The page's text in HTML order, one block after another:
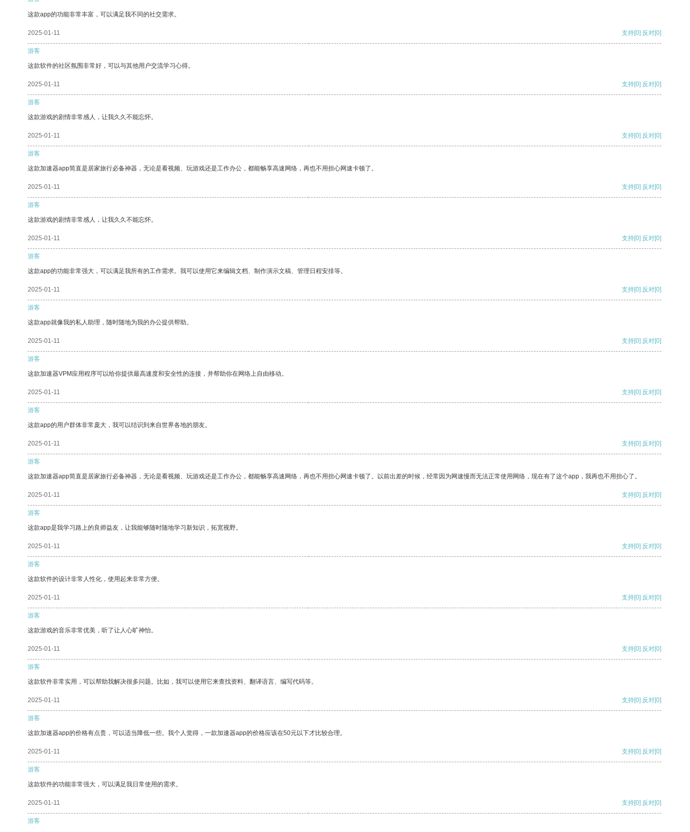
这款app的功能非常丰富，可以满足我不同的社交需求。
2025-01-11 支持[0] 反对[0]
游客
这款软件的社区氛围非常好，可以与其他用户交流学习心得。
2025-01-11 支持[0] 反对[0]
游客
这款游戏的剧情非常感人，让我久久不能忘怀。
2025-01-11 支持[0] 反对[0]
游客
这款加速器app简直是居家旅行必备神器，无论是看视频、玩游戏还是工作办公，都能畅享高速网络，再也不用担心网速卡顿了。
2025-01-11 支持[0] 反对[0]
游客
这款游戏的剧情非常感人，让我久久不能忘怀。
2025-01-11 支持[0] 反对[0]
游客
这款app的功能非常强大，可以满足我所有的工作需求。我可以使用它来编辑文档、制作演示文稿、管理日程安排等。
2025-01-11 支持[0] 反对[0]
游客
这款app就像我的私人助理，随时随地为我的办公提供帮助。
2025-01-11 支持[0] 反对[0]
游客
这款加速器VPM应用程序可以给你提供最高速度和安全性的连接，并帮助你在网络上自由移动。
2025-01-11 支持[0] 反对[0]
游客
这款app的用户群体非常庞大，我可以结识到来自世界各地的朋友。
2025-01-11 支持[0] 反对[0]
游客
这款加速器app简直是居家旅行必备神器，无论是看视频、玩游戏还是工作办公，都能畅享高速网络，再也不用担心网速卡顿了。以前出差的时候，经常因为网速慢而无法正常使用网络，现在有了这个app，我再也不用担心了。
2025-01-11 支持[0] 反对[0]
游客
这款app是我学习路上的良师益友，让我能够随时随地学习新知识，拓宽视野。
2025-01-11 支持[0] 反对[0]
游客
这款软件的设计非常人性化，使用起来非常方便。
2025-01-11 支持[0] 反对[0]
游客
这款游戏的音乐非常优美，听了让人心旷神怡。
2025-01-11 支持[0] 反对[0]
游客
这款软件非常实用，可以帮助我解决很多问题。比如，我可以使用它来查找资料、翻译语言、编写代码等。
2025-01-11 支持[0] 反对[0]
游客
这款加速器app的价格有点贵，可以适当降低一些。我个人觉得，一款加速器app的价格应该在50元以下才比较合理。
2025-01-11 支持[0] 反对[0]
游客
这款软件的功能非常强大，可以满足我日常使用的需求。
2025-01-11 支持[0] 反对[0]
游客